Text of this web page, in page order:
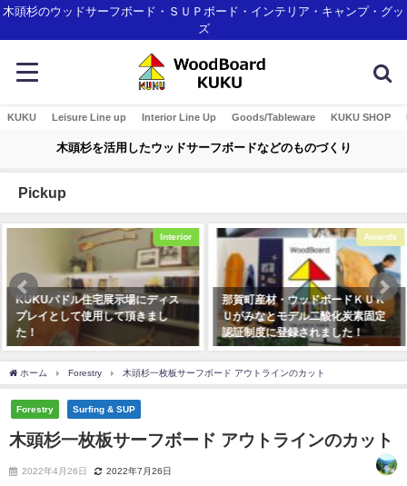
木頭杉のウッドサーフボード・ＳＵＰボード・インテリア・キャンプ・グッ
ズ
KUKU Leisure Line up Interior Line Up Goods/Tableware KUKU SHOP
木頭杉を活用したウッドサーフボードなどのものづくり
Pickup
Interior
KUKUパドル住宅展示場にディス
プレイとして使用して頂きまし
た！
Awards
那賀町産材・ウッドボードＫＵＫ
Ｕがみなとモデル二酸化炭素固定
認証制度に登録されました！
ホーム Forestry 木頭杉一枚板サーフボード アウトラインのカット
Forestry Surfing & SUP
木頭杉一枚板サーフボード アウトラインのカット
2022年4月26日 2022年7月26日